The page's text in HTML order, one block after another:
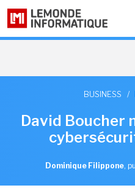
BUSINESS /
David Boucher
Dominique Filippone,